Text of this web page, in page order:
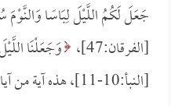
جَعَلَ لَكُمُ اللَّيْلَ لِبَاسًا وَالنَّوْمَ
[الفرقان:47]،
وَجَعَلْنَا
[النبأ:10-11]، هذه آية من آيات الله.